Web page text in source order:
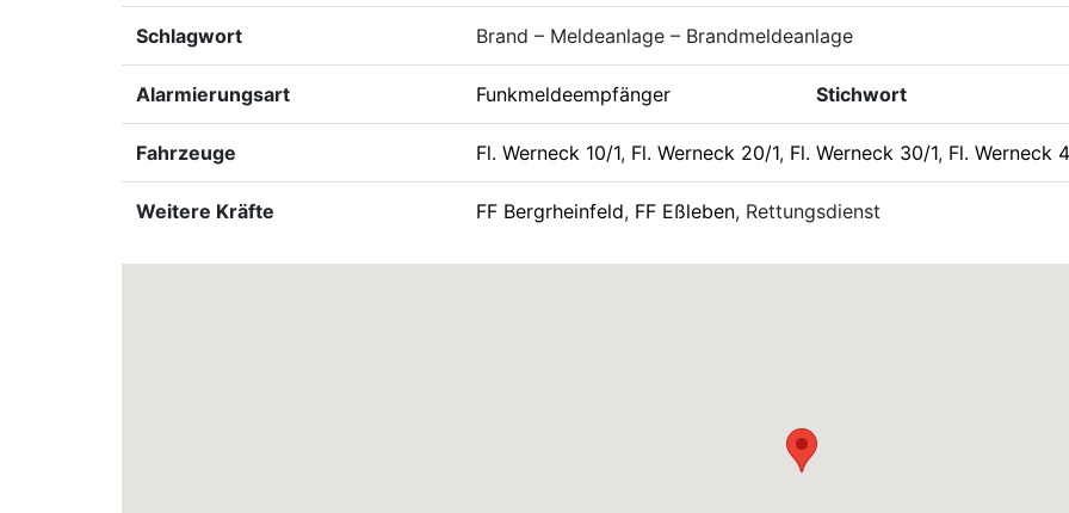
Schlagwort Brand – Meldeanlage – Brandmeldeanlage
Alarmierungsart Funkmeldeempfänger Stichwort
Fahrzeuge Fl. Werneck 10/1, Fl. Werneck 20/1, Fl. Werneck 30/1, Fl. Werneck
Weitere Kräfte FF Bergrheinfeld, FF Eßleben, Rettungsdienst